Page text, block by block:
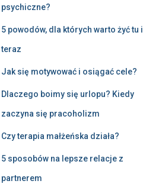
psychiczne?
5 powodów, dla których warto żyć tu i
teraz
Jak się motywować i osiągać cele?
Dlaczego boimy się urlopu? Kiedy
zaczyna się pracoholizm
Czy terapia małżeńska działa?
5 sposobów na lepsze relacje z
partnerem